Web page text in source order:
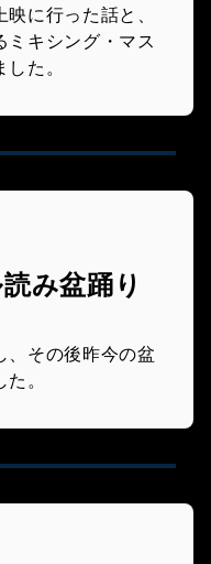
に行った話と、
キシング・マス
た。
み盆踊り
、その後昨今の盆
。